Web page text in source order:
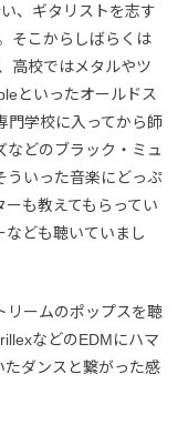
、ギタリストを志す
そこからしばらくは
高校ではメタルやツ
といったオールドス
門学校に入ってから師
などのブラック・ミュ
ういった音楽にどっぷ
も教えてもらってい
なども聴いていまし
リームのポップスを聴
などのEDMにハマ
たダンスと繋がった感